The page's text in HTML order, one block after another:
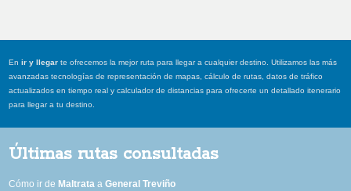
Enir y llegar te ofrecemos la mejor ruta para llegar a cualquier destino. Utilizamos las más
avanzadas tecnologías de representación de mapas, cálculo de rutas, datos de tráfico
actualizados en tiempo real y calculador de distancias para ofrecerte un detallado itenerario
para llegar a tu destino.
Últimas rutas consultadas
Cómo ir de Maltrata aGeneral Treviño